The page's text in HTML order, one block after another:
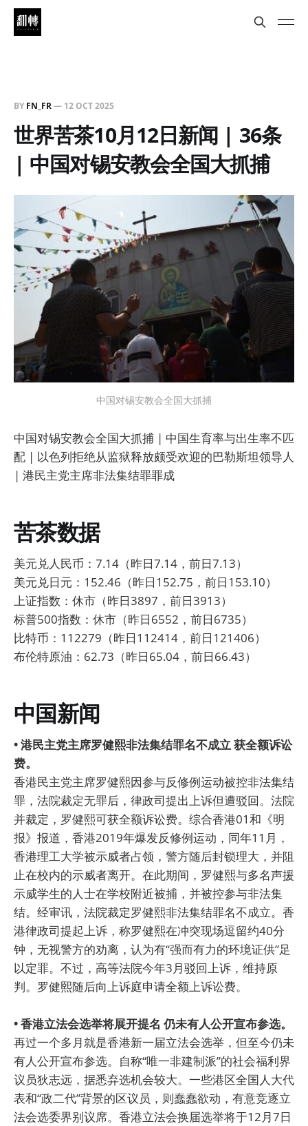
BY FN_FR— 12 OCT 2025
世界苦茶10月12日新闻 | 36条
| 中国对锡安教会全国大抓捕
中国对锡安教会全国大抓捕
中国对锡安教会全国大抓捕 | 中国生育率与出生率不匹
配 | 以色列拒绝从监狱释放颇受欢迎的巴勒斯坦领导人
| 港民主党主席非法集结罪罪成
苦茶数据
美元兑人民币：7.14（昨日7.14，前日7.13）
美元兑日元：152.46（昨日152.75，前日153.10）
上证指数：休市（昨日3897，前日3913）
标普500指数：休市（昨日6552，前日6735）
比特币：112279（昨日112414，前日121406）
布伦特原油：62.73（昨日65.04，前日66.43）
中国新闻
• 港民主党主席罗健熙非法集结罪名不成立 获全额诉讼
费。
香港民主党主席罗健熙因参与反修例运动被控非法集结
罪，法院裁定无罪后，律政司提出上诉但遭驳回。法院
并裁定，罗健熙可获全额诉讼费。综合香港01和《明
报》报道，香港2019年爆发反修例运动，同年11月，
香港理工大学被示威者占领，警方随后封锁理大，并阻
止在校内的示威者离开。在此期间，罗健熙与多名声援
示威学生的人士在学校附近被捕，并被控参与非法集
结。经审讯，法院裁定罗健熙非法集结罪名不成立。香
港律政司提起上诉，称罗健熙在冲突现场逗留约40分
钟，无视警方的劝离，认为有“强而有力的环境证供”足
以定罪。不过，高等法院今年3月驳回上诉，维持原
判。罗健熙随后向上诉庭申请全额上诉讼费。
• 香港立法会选举将展开提名 仍未有人公开宣布参选。
再过一个多月就是香港新一届立法会选举，但至今仍未
有人公开宣布参选。自称“唯一非建制派”的社会福利界
议员狄志远，据悉弃选机会较大。一些港区全国人大代
表和“政二代”背景的区议员，则蠢蠢欲动，有意竞逐立
法会选委界别议席。香港立法会换届选举将于12月7日